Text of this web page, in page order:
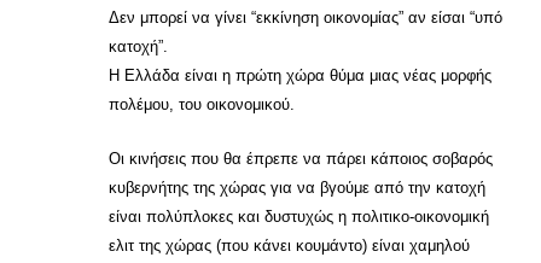
Δεν μπορεί να γίνει “εκκίνηση οικονομίας” αν είσαι “υπό
κατοχή”.
Η Ελλάδα είναι η πρώτη χώρα θύμα μιας νέας μορφής
πολέμου, του οικονομικού.
Οι κινήσεις που θα έπρεπε να πάρει κάποιος σοβαρός
κυβερνήτης της χώρας για να βγούμε από την κατοχή
είναι πολύπλοκες και δυστυχώς η πολιτικο-οικονομική
ελιτ της χώρας (που κάνει κουμάντο) είναι χαμηλού